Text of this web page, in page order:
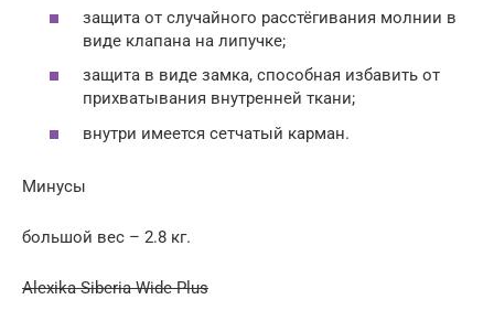
защита от случайного расстёгивания молнии в
виде клапана на липучке;
защита в виде замка, способная избавить от
прихватывания внутренней ткани;
внутри имеется сетчатый карман.
Минусы
большой вес – 2.8 кг.
Alexika Siberia Wide Plus